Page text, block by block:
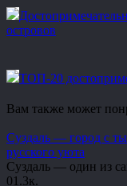
островов
ТОП-20
Вам также может
Суздаль — город с
русского уюта
Суздаль — один из
01.3к.